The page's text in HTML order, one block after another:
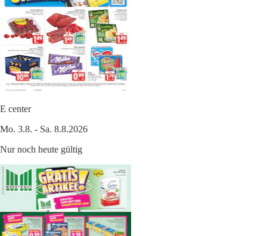
E center
Mo. 3.8. - Sa. 8.8.2026
Nur noch heute gültig